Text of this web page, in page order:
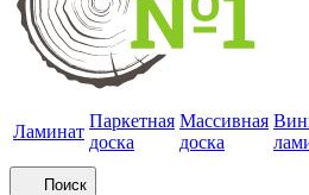
Ламинат
Паркетная
доска
Массивная
доска
Поиск